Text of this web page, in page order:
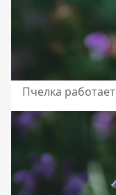
Пчелка работает